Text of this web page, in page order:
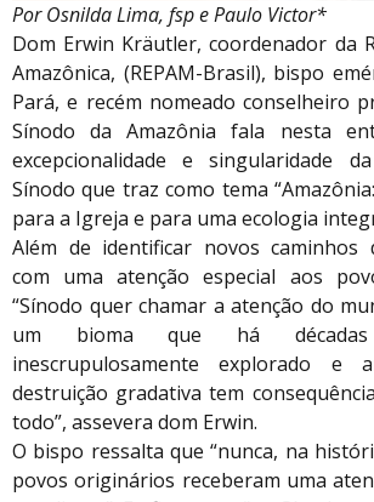
Por Osnilda Lima, fsp e Paulo Victor*
Dom Erwin Kräutler, coordenador da
Amazônica, (REPAM-Brasil), bispo
Pará, e recém nomeado conselheiro
Sínodo da Amazônia fala nesta
excepcionalidade e singularidade
Sínodo que traz como tema
para a Igreja e para uma ecologia
Além de identificar novos caminhos
com uma atenção especial aos
“Sínodo quer chamar a atenção do
um bioma que há
inescrupulosamente explorado e
destruição gradativa tem
todo”, assevera dom Erwin.
O bispo ressalta que “nunca, na
povos originários receberam uma